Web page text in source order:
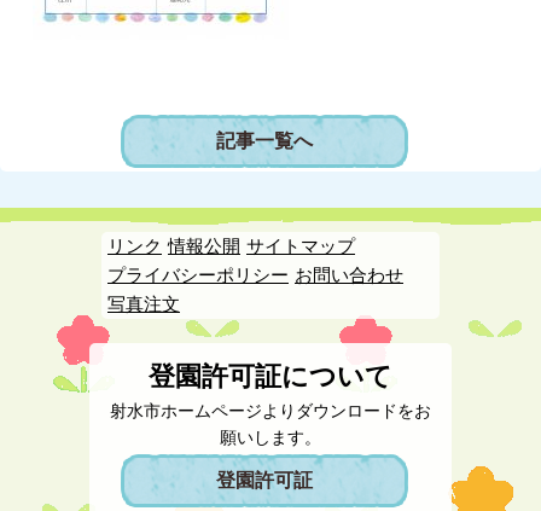
記事一覧へ
リンク 情報公開 サイトマップ
プライバシーポリシー お問い合わせ
写真注文
登園許可証について
射水市ホームページよりダウンロードをお
願いします。
登園許可証